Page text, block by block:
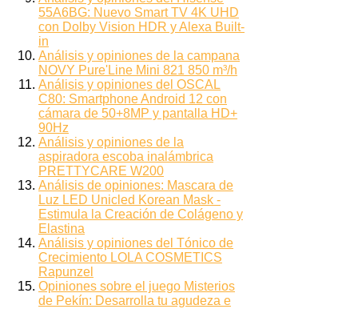
55A6BG: Nuevo Smart TV 4K UHD
con Dolby Vision HDR y Alexa Built-
in
Análisis y opiniones de la campana
NOVY Pure'Line Mini 821 850 m³/h
Análisis y opiniones del OSCAL
C80: Smartphone Android 12 con
cámara de 50+8MP y pantalla HD+
90Hz
Análisis y opiniones de la
aspiradora escoba inalámbrica
PRETTYCARE W200
Análisis de opiniones: Mascara de
Luz LED Unicled Korean Mask -
Estimula la Creación de Colágeno y
Elastina
Análisis y opiniones del Tónico de
Crecimiento LOLA COSMETICS
Rapunzel
Opiniones sobre el juego Misterios
de Pekín: Desarrolla tu agudeza e